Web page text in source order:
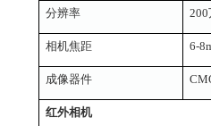
分辨率 200
相机焦距 6-
成像器件
红外相机